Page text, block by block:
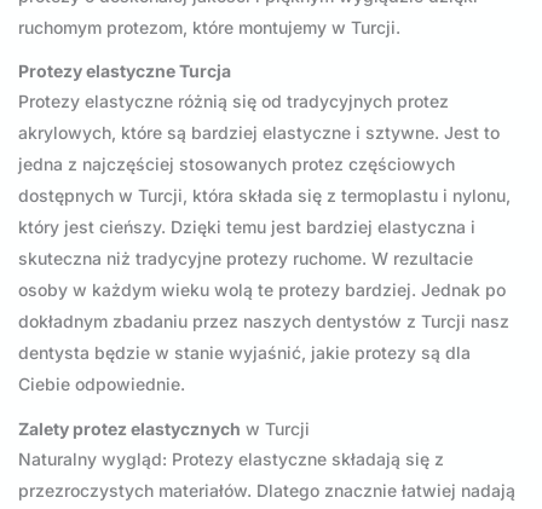
ruchomym protezom, które montujemy w Turcji.
Protezy elastyczne Turcja
Protezy elastyczne różnią się od tradycyjnych protez
akrylowych, które są bardziej elastyczne i sztywne. Jest to
jedna z najczęściej stosowanych protez częściowych
dostępnych w Turcji, która składa się z termoplastu i nylonu,
który jest cieńszy. Dzięki temu jest bardziej elastyczna i
skuteczna niż tradycyjne protezy ruchome. W rezultacie
osoby w każdym wieku wolą te protezy bardziej. Jednak po
dokładnym zbadaniu przez naszych dentystów z Turcji nasz
dentysta będzie w stanie wyjaśnić, jakie protezy są dla
Ciebie odpowiednie.
Zalety protez elastycznych w Turcji
Naturalny wygląd: Protezy elastyczne składają się z
przezroczystych materiałów. Dlatego znacznie łatwiej nadają